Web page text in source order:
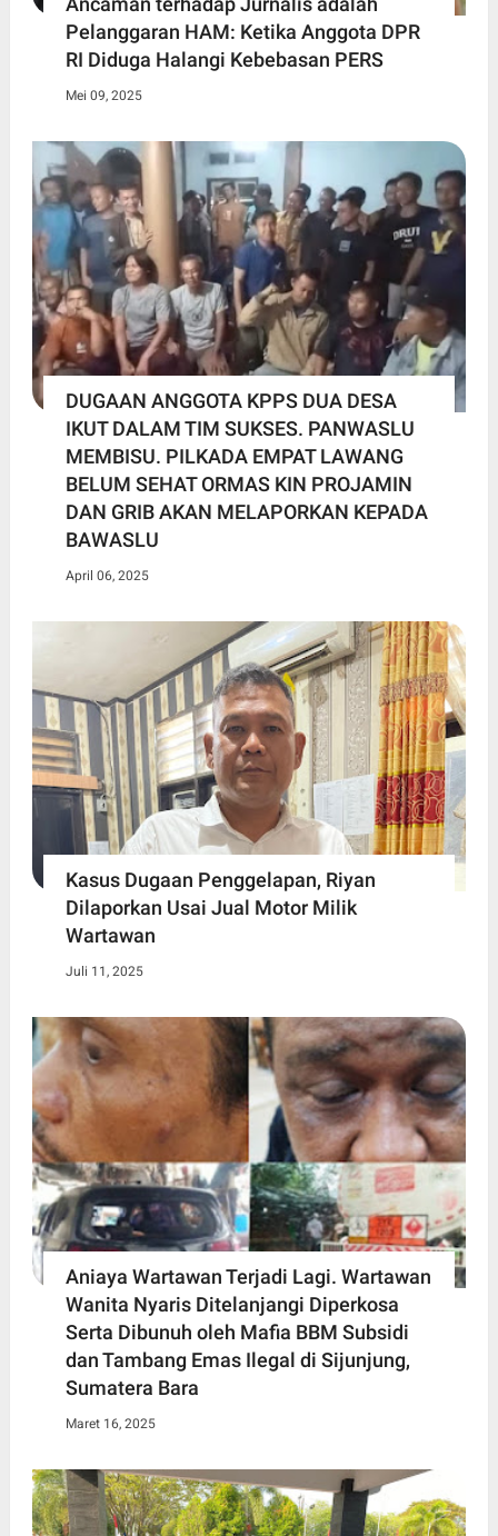
Pelanggaran HAM: Ketika Anggota DPR
RI Diduga Halangi Kebebasan PERS
Mei 09, 2025
DUGAAN ANGGOTA KPPS DUA DESA
IKUT DALAM TIM SUKSES. PANWASLU
MEMBISU. PILKADA EMPAT LAWANG
BELUM SEHAT ORMAS KIN PROJAMIN
DAN GRIB AKAN MELAPORKAN KEPADA
BAWASLU
April 06, 2025
Kasus Dugaan Penggelapan, Riyan
Dilaporkan Usai Jual Motor Milik
Wartawan
Juli 11, 2025
Aniaya Wartawan Terjadi Lagi. Wartawan
Wanita Nyaris Ditelanjangi Diperkosa
Serta Dibunuh oleh Mafia BBM Subsidi
dan Tambang Emas Ilegal di Sijunjung,
Sumatera Bara
Maret 16, 2025